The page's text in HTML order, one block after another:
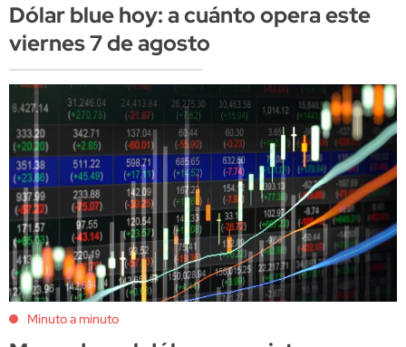
Dólar blue hoy: a cuánto opera este
viernes 7 de agosto
Minuto a minuto